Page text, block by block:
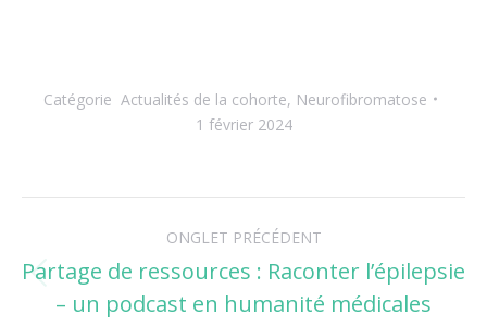
Catégorie Actualités de la cohorte, Neurofibromatose
1 février 2024
de
commentaire
ONGLET PRÉCÉDENT
Onglet
précédent
Partage de ressources : Raconter l’épilepsie
– un podcast en humanité médicales